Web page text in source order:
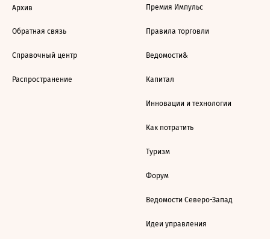
Архив
Обратная связь
Справочный центр
Распространение
Премия Импульс
Правила торговли
Ведомости&
Капитал
Инновации и технологии
Как потратить
Туризм
Форум
Ведомости Северо-Запад
Идеи управления